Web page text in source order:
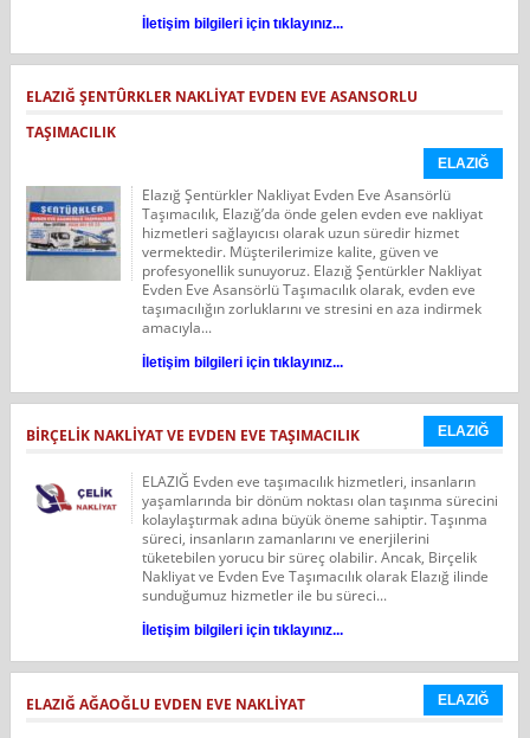
İletişim bilgileri için tıklayınız...
ELAZIĞ ŞENTÛRKLER NAKLIYAT EVDEN EVE ASANSORLU
TAŞIMACILIK
ELAZIĞ
Elazığ Şentürkler Nakliyat Evden Eve Asansörlü
Taşımacılık, Elazığ’da önde gelen evden eve nakliyat
hizmetleri sağlayıcısı olarak uzun süredir hizmet
vermektedir. Müşterilerimize kalite, güven ve
profesyonellik sunuyoruz. Elazığ Şentürkler Nakliyat
Evden Eve Asansörlü Taşımacılık olarak, evden eve
taşımacılığın zorluklarını ve stresini en aza indirmek
amacıyla...
İletişim bilgileri için tıklayınız...
BIRÇELIK NAKLIYAT VE EVDEN EVE TAŞIMACILIK ELAZIĞ
ELAZIĞ Evden eve taşımacılık hizmetleri, insanların
yaşamlarında bir dönüm noktası olan taşınma sürecini
kolaylaştırmak adına büyük öneme sahiptir. Taşınma
süreci, insanların zamanlarını ve enerjilerini
tüketebilen yorucu bir süreç olabilir. Ancak, Birçelik
Nakliyat ve Evden Eve Taşımacılık olarak Elazığ ilinde
sunduğumuz hizmetler ile bu süreci...
İletişim bilgileri için tıklayınız...
ELAZIĞ AĞAOĞLU EVDEN EVE NAKLİYAT ELAZIĞ